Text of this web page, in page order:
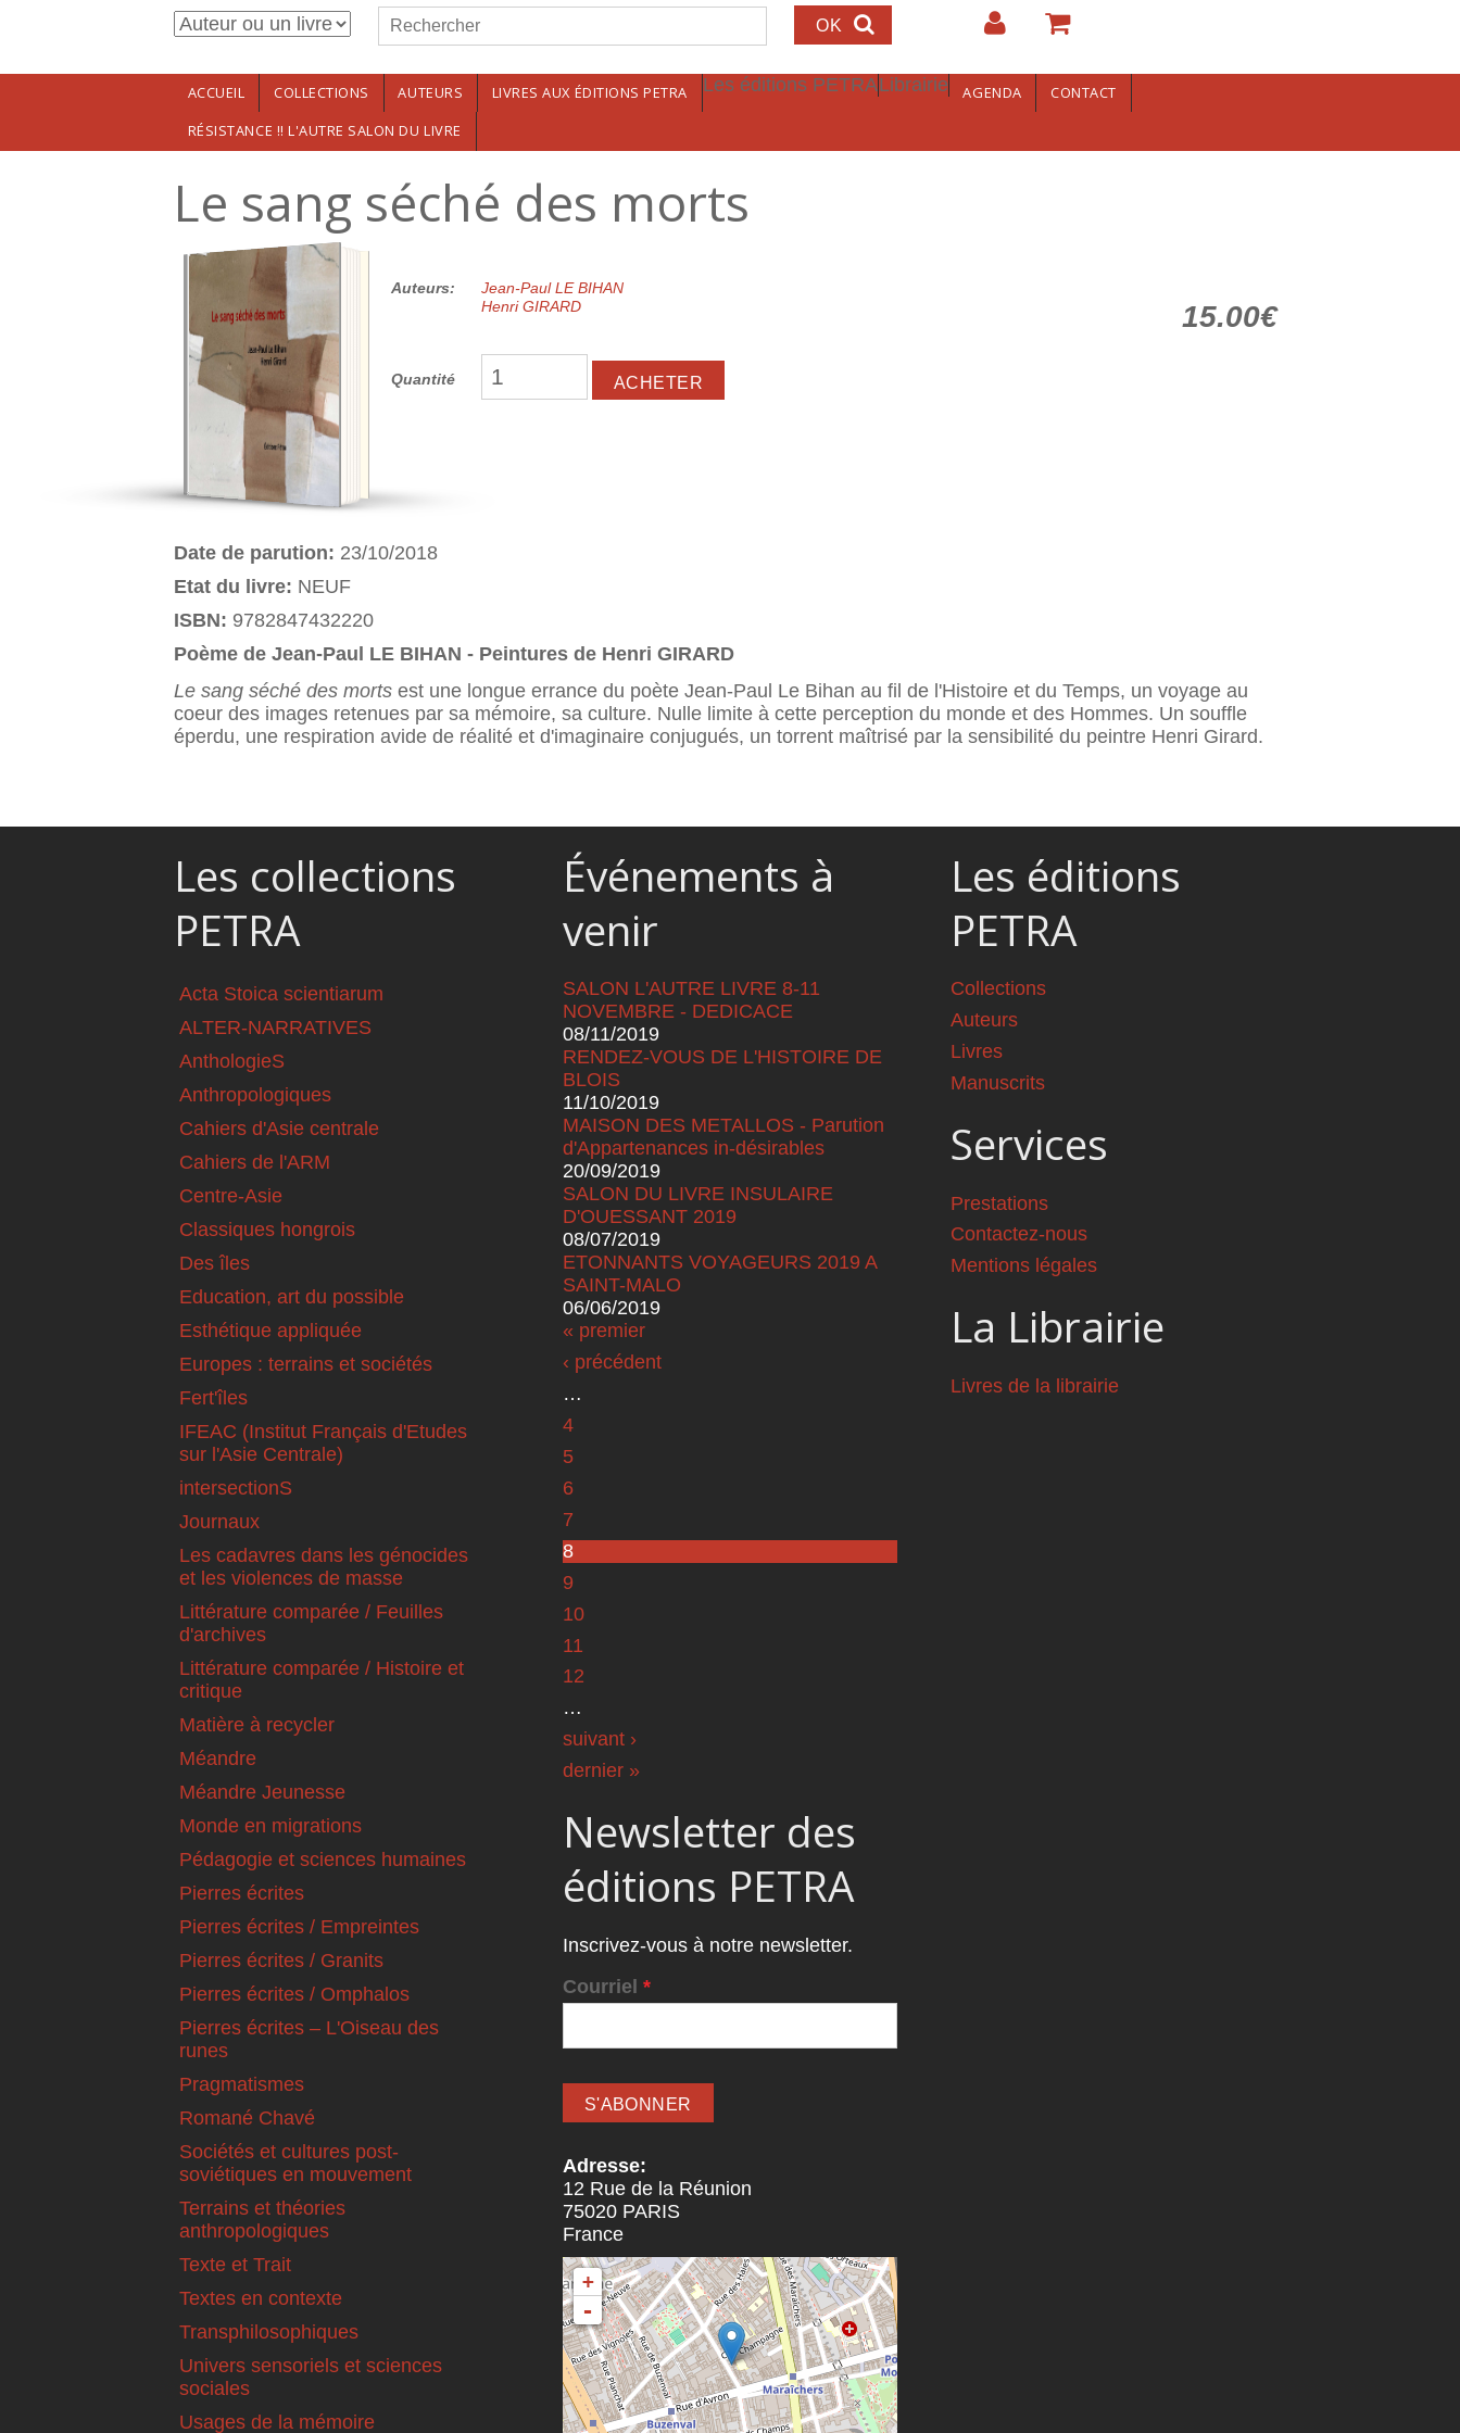
Aller au contenu principalFormulaire de recherche
Rechercher
ACCUEIL COLLECTIONS AUTEURS LIVRES AUX ÉDITIONS PETRA Les éditions PETRALibrairie AGENDA
CONTACT
RÉSISTANCE !! L'AUTRE SALON DU LIVRE
Le sang séché des morts
15.00€ Auteurs:
Jean-Paul LE BIHAN
Henri GIRARD
15.00€
Quantité
Date de parution: 23/10/2018
Etat du livre: NEUF
ISBN: 9782847432220
Poème de Jean-Paul LE BIHAN - Peintures de Henri GIRARD
Le sang séché des morts est une longue errance du poète Jean-Paul Le Bihan au fil de l'Histoire et du Temps, un voyage au
coeur des images retenues par sa mémoire, sa culture. Nulle limite à cette perception du monde et des Hommes. Un souffle
éperdu, une respiration avide de réalité et d'imaginaire conjugués, un torrent maîtrisé par la sensibilité du peintre Henri Girard.
Les collections
PETRA
Acta Stoica scientiarum
ALTER-NARRATIVES
AnthologieS
Anthropologiques
Cahiers d'Asie centrale
Cahiers de l'ARM
Centre-Asie
Classiques hongrois
Des îles
Education, art du possible
Esthétique appliquée
Europes : terrains et sociétés
Fert'îles
IFEAC (Institut Français d'Etudes
sur l'Asie Centrale)
intersectionS
Journaux
Les cadavres dans les génocides
et les violences de masse
Littérature comparée / Feuilles
d'archives
Littérature comparée / Histoire et
critique
Matière à recycler
Méandre
Méandre Jeunesse
Monde en migrations
Pédagogie et sciences humaines
Pierres écrites
Pierres écrites / Empreintes
Pierres écrites / Granits
Pierres écrites / Omphalos
Pierres écrites – L'Oiseau des
runes
Pragmatismes
Romané Chavé
Sociétés et cultures post-
soviétiques en mouvement
Terrains et théories
anthropologiques
Texte et Trait
Textes en contexte
Transphilosophiques
Univers sensoriels et sciences
sociales
Usages de la mémoire
Événements à
venir
SALON L'AUTRE LIVRE 8-11
NOVEMBRE - DEDICACE
08/11/2019
RENDEZ-VOUS DE L'HISTOIRE DE
BLOIS
11/10/2019
MAISON DES METALLOS - Parution
d'Appartenances in-désirables
20/09/2019
SALON DU LIVRE INSULAIRE
D'OUESSANT 2019
08/07/2019
ETONNANTS VOYAGEURS 2019 A
SAINT-MALO
06/06/2019
Pages
« premier
‹ précédent
…
4
5
6
7
8
9
10
11
12
…
suivant ›
dernier »
Newsletter des
éditions PETRA
Inscrivez-vous à notre newsletter.
Courriel *
Adresse:
12 Rue de la Réunion
75020 PARIS
France
+
-
Les éditions
PETRA
Collections
Auteurs
Livres
Manuscrits
Services
Prestations
Contactez-nous
Mentions légales
La Librairie
Livres de la librairie